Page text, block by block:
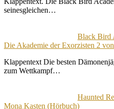
seinesgleichen…
Black Bird
Die Akademie der Exorzisten 2
Klappentext Die besten
zum Wettkampf…
Haunted
Mona Kasten (Hörbuch)